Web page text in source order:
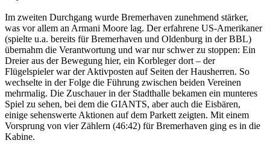
Im zweiten Durchgang wurde Bremerhaven zunehmend stärker,
was vor allem an Armani Moore lag. Der erfahrene US-Amerikaner
(spielte u.a. bereits für Bremerhaven und Oldenburg in der BBL)
übernahm die Verantwortung und war nur schwer zu stoppen: Ein
Dreier aus der Bewegung hier, ein Korbleger dort – der
Flügelspieler war der Aktivposten auf Seiten der Hausherren. So
wechselte in der Folge die Führung zwischen beiden Vereinen
mehrmalig. Die Zuschauer in der Stadthalle bekamen ein munteres
Spiel zu sehen, bei dem die GIANTS, aber auch die Eisbären,
einige sehenswerte Aktionen auf dem Parkett zeigten. Mit einem
Vorsprung von vier Zählern (46:42) für Bremerhaven ging es in die
Kabine.